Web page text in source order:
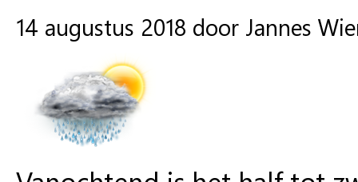
14 augustus 2018 door Jannes